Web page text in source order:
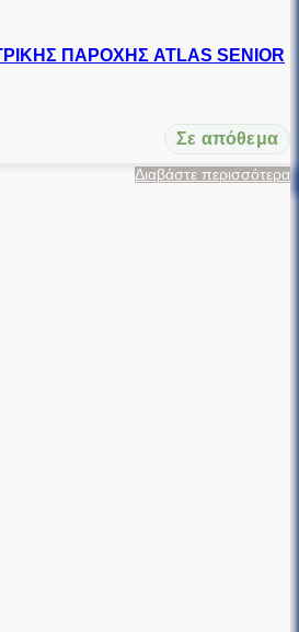
ΠΑΡΟΧΗΣ ATLAS SENIOR
Σε απόθεμα
Διαβάστε περισσότερα